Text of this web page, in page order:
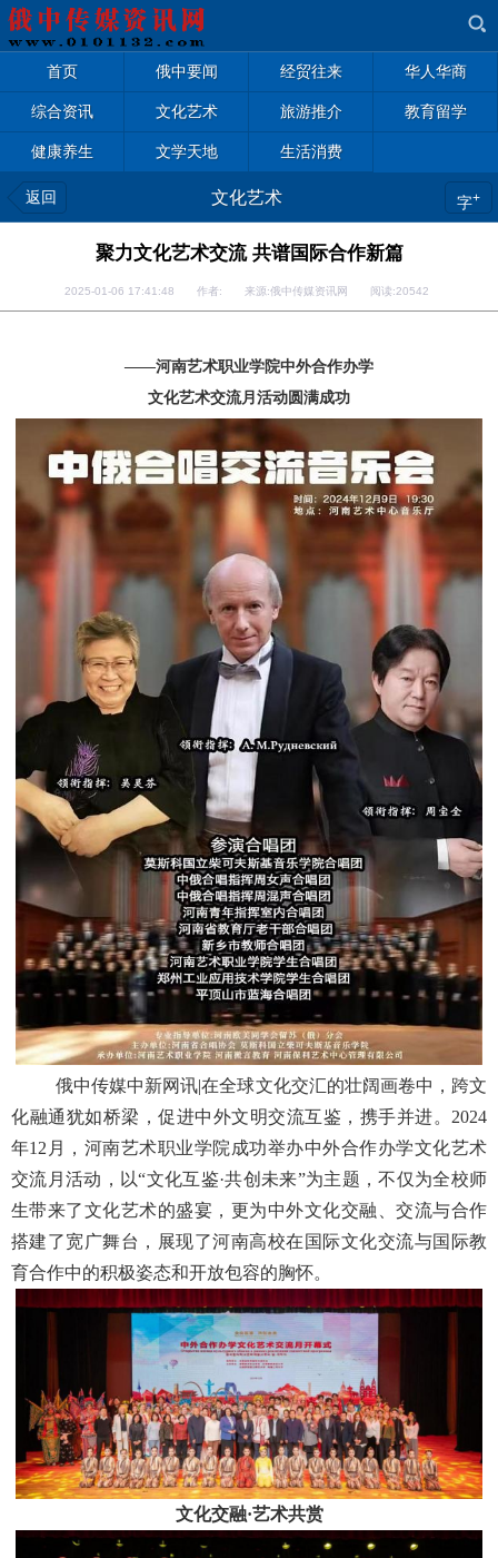
首页 俄中要闻 经贸往来 华人华商
综合资讯 文化艺术 旅游推介 教育留学
健康养生 文学天地 生活消费
返回 文化艺术 字+
聚力文化艺术交流 共谱国际合作新篇
2025-01-06 17:41:48 作者: 来源:俄中传媒资讯网 阅读:20542
——河南艺术职业学院中外合作办学
文化艺术交流月活动圆满成功
俄中传媒中新网讯|在全球文化交汇的壮阔画卷中，跨文
化融通犹如桥梁，促进中外文明交流互鉴，携手并进。2024
年12月，河南艺术职业学院成功举办中外合作办学文化艺术
交流月活动，以“文化互鉴·共创未来”为主题，不仅为全校师
生带来了文化艺术的盛宴，更为中外文化交融、交流与合作
搭建了宽广舞台，展现了河南高校在国际文化交流与国际教
育合作中的积极姿态和开放包容的胸怀。
文化交融·艺术共赏